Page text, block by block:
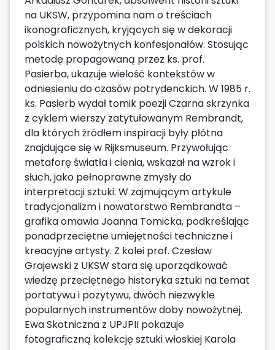
na UKSW, przypomina nam o treściach
ikonograficznych, kryjących się w dekoracji
polskich nowożytnych konfesjonałów. Stosując
metodę propagowaną przez ks. prof.
Pasierba, ukazuje wielość kontekstów w
odniesieniu do czasów potrydenckich. W 1985 r.
ks. Pasierb wydał tomik poezji Czarna skrzynka
z cyklem wierszy zatytułowanym Rembrandt,
dla których źródłem inspiracji były płótna
znajdujące się w Rijksmuseum. Przywołując
metaforę światła i cienia, wskazał na wzrok i
słuch, jako pełnoprawne zmysły do
interpretacji sztuki. W zajmującym artykule
tradycjonalizm i nowatorstwo Rembrandta –
grafika omawia Joanna Tomicka, podkreślając
ponadprzeciętne umiejętności techniczne i
kreacyjne artysty. Z kolei prof. Czesław
Grajewski z UKSW stara się uporządkować
wiedzę przeciętnego historyka sztuki na temat
portatywu i pozytywu, dwóch niezwykle
popularnych instrumentów doby nowożytnej.
Ewa Skotniczna z UPJPII pokazuje
fotograficzną kolekcję sztuki włoskiej Karola